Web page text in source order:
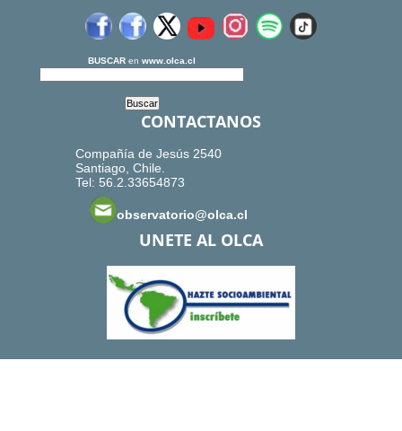
BUSCAR en www.olca.cl
CONTACTANOS
Compañía de Jesús 2540
Santiago, Chile.
Tel: 56.2.33654873
observatorio@olca.cl
UNETE AL OLCA